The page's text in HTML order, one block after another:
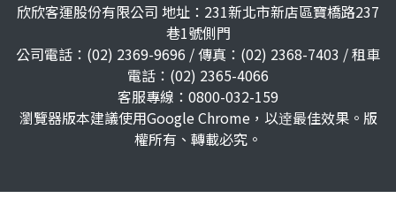
欣欣客運股份有限公司 地址：231新北市新店區寶橋路237
巷1號側門
公司電話：(02) 2369-9696 / 傳真：(02) 2368-7403 / 租車
電話：(02) 2365-4066
客服專線：0800-032-159
瀏覽器版本建議使用Google Chrome，以逹最佳效果。版
權所有、轉載必究。